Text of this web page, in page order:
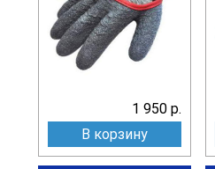
1 950 р.
В корзину